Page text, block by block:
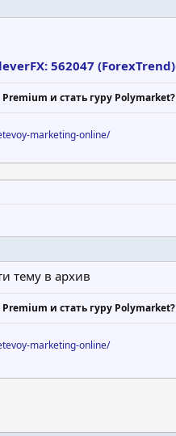
562047 (ForexTrend)
и стать гуру Polymarket?
marketing-online/
тему в архив
и стать гуру Polymarket?
marketing-online/